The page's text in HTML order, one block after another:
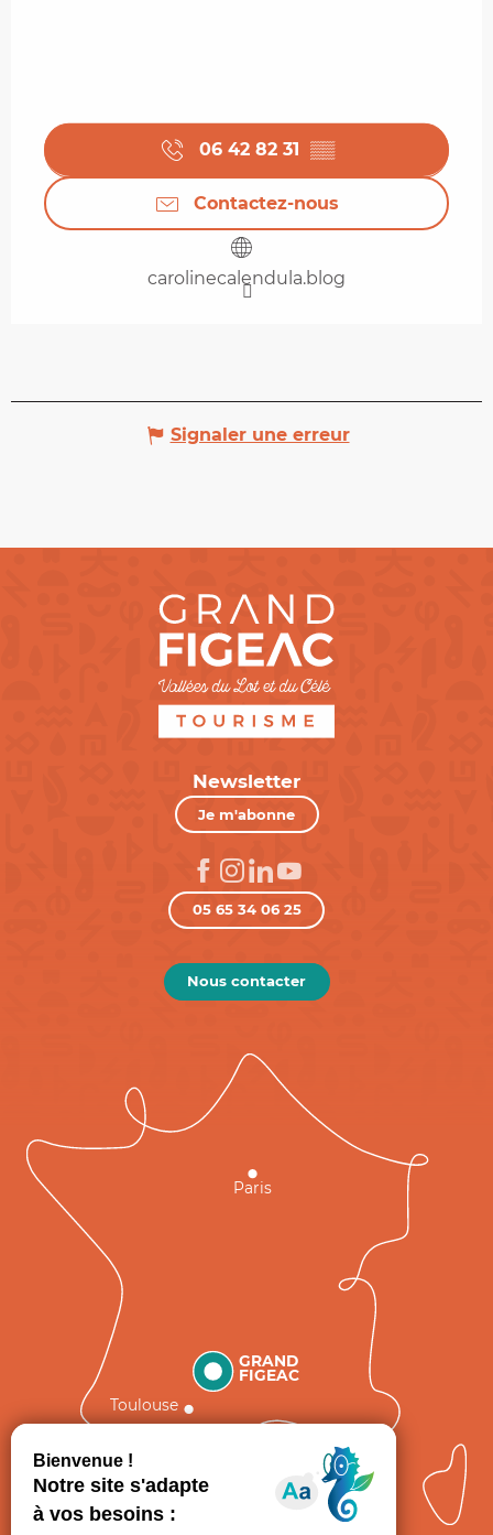
06 42 82 31 ▒▒
Contactez-nous
carolinecalendula.blog
Signaler une erreur
Newsletter
Je m'abonne
05 65 34 06 25
Nous contacter
GRAND
FIGEAC
Toulouse
Paris